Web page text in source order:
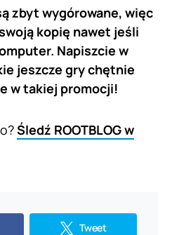
zbyt wygórowane, więc
kopię nawet jeśli
Napiszcie w
jeszcze gry chętnie
w takiej promocji!
Śledź ROOTBLOG w
Tweet